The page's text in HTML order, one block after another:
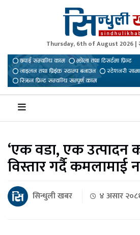
Sindhuli Khabar
News from Sindhuli Nepal
Thursday, 6th of August 2026 |
‘एक वडा, एक उत्पादन
विस्तार गर्दै कमलामाई
सिन्धुली खबर ४ असार